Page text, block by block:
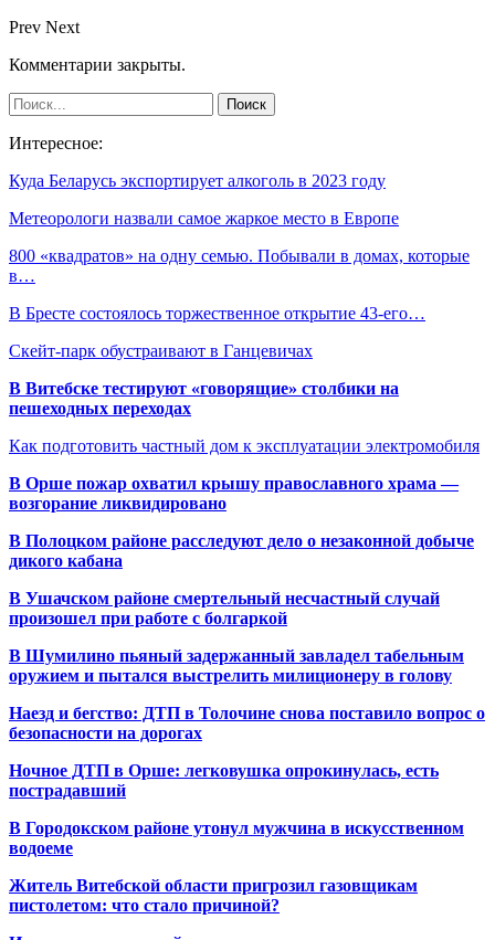
Prev Next
Комментарии закрыты.
Интересное:
Куда Беларусь экспортирует алкоголь в 2023 году
Метеорологи назвали самое жаркое место в Европе
800 «квадратов» на одну семью. Побывали в домах, которые
в…
В Бресте состоялось торжественное открытие 43-его…
Скейт-парк обустраивают в Ганцевичах
В Витебске тестируют «говорящие» столбики на
пешеходных переходах
Как подготовить частный дом к эксплуатации электромобиля
В Орше пожар охватил крышу православного храма —
возгорание ликвидировано
В Полоцком районе расследуют дело о незаконной добыче
дикого кабана
В Ушачском районе смертельный несчастный случай
произошел при работе с болгаркой
В Шумилино пьяный задержанный завладел табельным
оружием и пытался выстрелить милиционеру в голову
Наезд и бегство: ДТП в Толочине снова поставило вопрос о
безопасности на дорогах
Ночное ДТП в Орше: легковушка опрокинулась, есть
пострадавший
В Городокском районе утонул мужчина в искусственном
водоеме
Житель Витебской области пригрозил газовщикам
пистолетом: что стало причиной?